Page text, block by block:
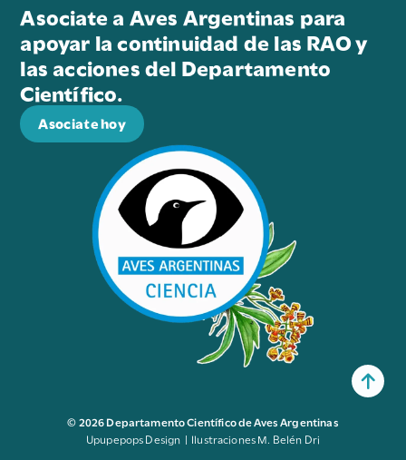
Asociate a Aves Argentinas para
apoyar la continuidad de las RAO y
las acciones del Departamento
Científico.
Asociate hoy
© 2026 Departamento Científico de Aves Argentinas
Upupepops Design | Ilustraciones M. Belén Dri